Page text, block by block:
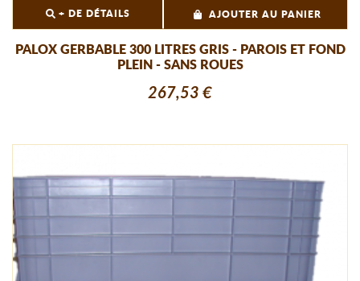
+ DE DÉTAILS AJOUTER AU PANIER
PALOX GERBABLE 300 LITRES GRIS - PAROIS ET FOND
PLEIN - SANS ROUES
267,53 €